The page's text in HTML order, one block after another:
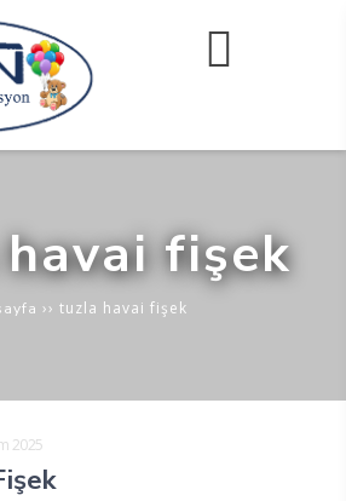
fişek
›› tuzla havai fişek
2025